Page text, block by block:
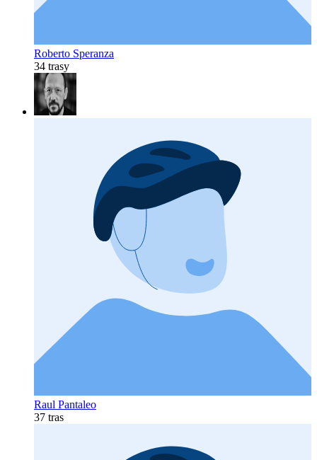
Roberto Speranza
34 trasy
Raul Pantaleo
37 tras